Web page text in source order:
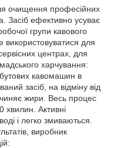
очищення професійних
Засіб ефективно усуває
групи кавового
для
центрах, для
харчування:
кавомашин в
засіб, на відміну від
жири. Весь процес
хвилин. Активні
і легко змиваються.
виробник